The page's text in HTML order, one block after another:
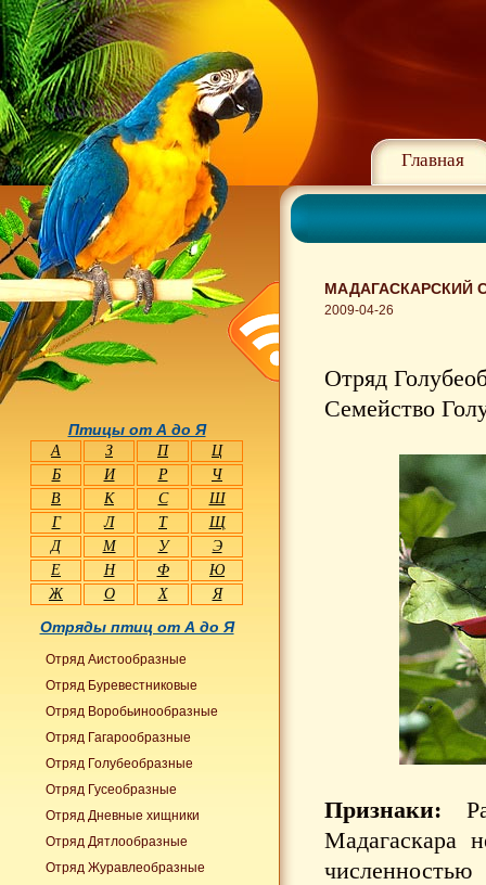
Главная
МАДАГАСКАРСКИЙ
2009-04-26
Отряд
Семейство
Признаки:
Мадагаскара
Птицы от А до Я
А З П
Ц
Б
И Р
Ч
В
К С
Ш
Г
Л Т
Щ
Д
М У
Э
Е
Н Ф
Ю
Ж
О Х Я
Отряды птиц от А до Я
Отряд Аистообразные
Отряд Буревестниковые
Отряд Воробьинообразные
Отряд Гагарообразные
Отряд Голубеобразные
Отряд Гусеобразные
Отряд Дневные хищники
Отряд Дятлообразные
Отряд Журавлеобразные